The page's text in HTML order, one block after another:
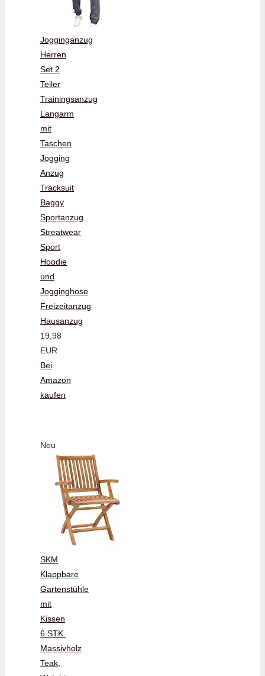
Jogginganzug
Herren
Set 2
Teiler
Trainingsanzug
Langarm
mit
Taschen
Jogging
Anzug
Tracksuit
Baggy
Sportanzug
Streatwear
Sport
Hoodie
und
Jogginghose
Freizeitanzug
Hausanzug
19,98
EUR
Bei
Amazon
kaufen
Neu
SKM
Klappbare
Gartenstühle
mit
Kissen
6 STK.
Massivholz
Teak,